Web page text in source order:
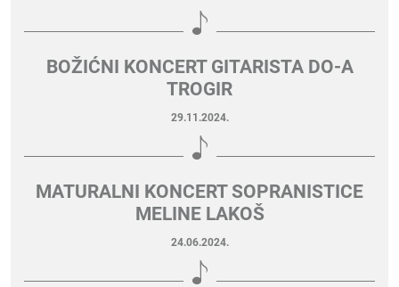
BOŽIĆNI KONCERT GITARISTA DO-A
TROGIR
29.11.2024.
MATURALNI KONCERT SOPRANISTICE
MELINE LAKOŠ
24.06.2024.